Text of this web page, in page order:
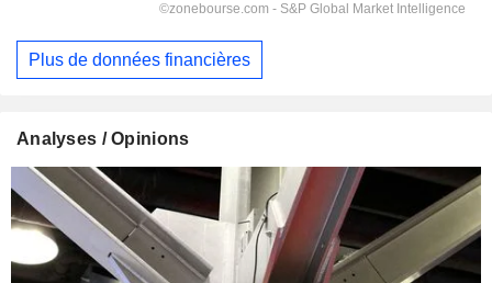
Plus de données financières
Analyses / Opinions